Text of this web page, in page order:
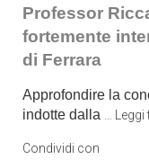
Professor
fortemente
di Ferrara
Approfondire la
indotte dalla
Condividi con